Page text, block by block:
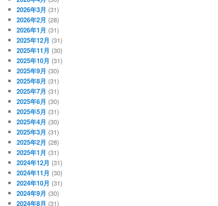
2026年3月 (31)
2026年2月 (28)
2026年1月 (31)
2025年12月 (31)
2025年11月 (30)
2025年10月 (31)
2025年9月 (30)
2025年8月 (31)
2025年7月 (31)
2025年6月 (30)
2025年5月 (31)
2025年4月 (30)
2025年3月 (31)
2025年2月 (28)
2025年1月 (31)
2024年12月 (31)
2024年11月 (30)
2024年10月 (31)
2024年9月 (30)
2024年8月 (31)